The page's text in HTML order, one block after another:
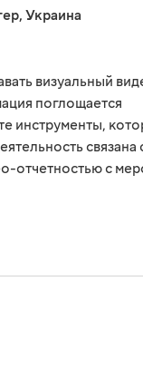
, Украина
визуальный
поглощается
инструменты,
связана
отчетностью с